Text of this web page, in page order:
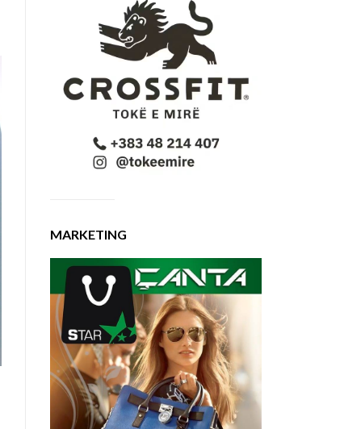
MARKETING